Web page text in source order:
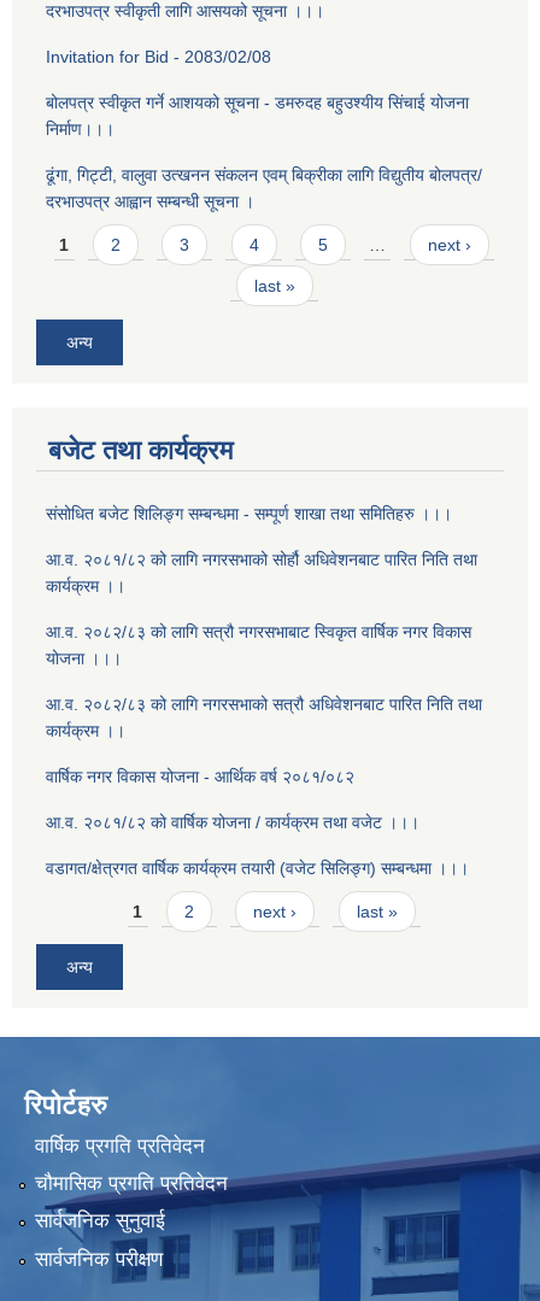
दरभाउपत्र स्वीकृती लागि आसयको सूचना ।।।
Invitation for Bid - 2083/02/08
बोलपत्र स्वीकृत गर्ने आशयको सूचना - डमरुदह बहुउश्यीय सिंचाई योजना
निर्माण।।।
ढूंगा, गिट्टी, वालुवा उत्खनन संकलन एवम् बिक्रीका लागि विद्युतीय बोलपत्र/
दरभाउपत्र आह्वान सम्बन्धी सूचना ।
Pages
1 2 3 4 5 … next ›
last »
अन्य
बजेट तथा कार्यक्रम
संसोधित बजेट शिलिङ्ग सम्बन्धमा - सम्पूर्ण शाखा तथा समितिहरु ।।।
आ.व. २०८१/८२ को लागि नगरसभाको सोर्हौ अधिवेशनबाट पारित निति तथा
कार्यक्रम ।।
आ.व. २०८२/८३ को लागि सत्रौ नगरसभाबाट स्विकृत वार्षिक नगर विकास
योजना ।।।
आ.व. २०८२/८३ को लागि नगरसभाको सत्रौ अधिवेशनबाट पारित निति तथा
कार्यक्रम ।।
वार्षिक नगर विकास योजना - आर्थिक वर्ष २०८१/०८२
आ.व. २०८१/८२ को वार्षिक योजना / कार्यक्रम तथा वजेट ।।।
वडागत/क्षेत्रगत वार्षिक कार्यक्रम तयारी (वजेट सिलिङ्ग) सम्बन्धमा ।।।
Pages1 2 next › last »
अन्य
रिपोर्टहरु
वार्षिक प्रगति प्रतिवेदन
चौमासिक प्रगति प्रतिवेदन
सार्वजनिक सुनुवाई
सार्वजनिक परीक्षण